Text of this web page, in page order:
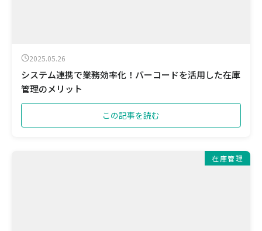
2025.05.26
システム連携で業務効率化！バーコードを活用した在庫
管理のメリット
この記事を読む
在庫管理